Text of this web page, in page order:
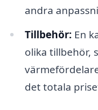
andra
Tillbehör: En
olika tillbehör,
det totala